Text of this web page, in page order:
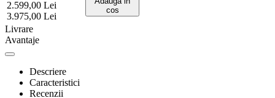
2.599,00 Lei
3.975,00 Lei
cos
Livrare
Avantaje
Descriere
Caracteristici
Recenzii